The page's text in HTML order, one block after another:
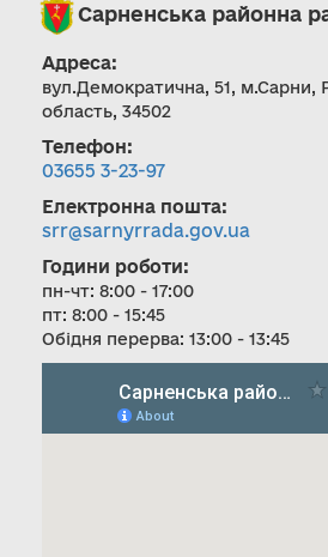
Сарненська районна
Адреса:
вул.Демократична, 51, м.Сарни,
область, 34502
Телефон:
03655 3-23-97
Електронна пошта:
srr@sarnyrrada.gov.ua
Години роботи:
пн-чт: 8:00 - 17:00
пт: 8:00 - 15:45
Обідня перерва: 13:00 - 13:45